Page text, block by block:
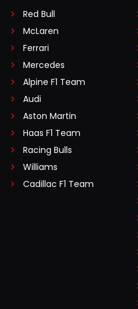
Red Bull
McLaren
Ferrari
Mercedes
Alpine F1 Team
Audi
Aston Martin
Haas F1 Team
Racing Bulls
Williams
Cadillac F1 Team